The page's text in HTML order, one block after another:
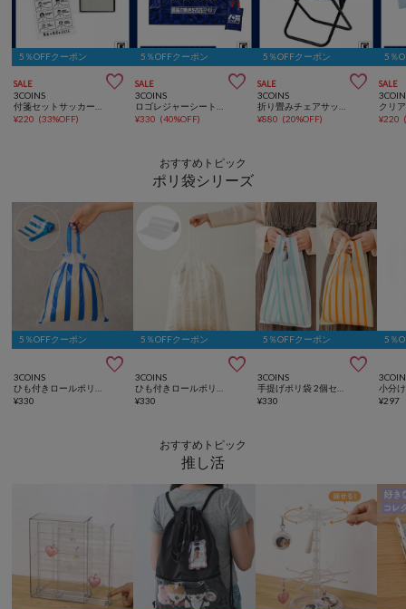
5％OFFクーポン
SALE 
3COINS
¥220 (33%OFF)
5％OFFクーポン
SALE 
3COINS
¥330 (40%OFF)
5％OFFクーポン
SALE 
3COINS
¥880 (20%OFF)
5％
SALE
¥220
おすすめトピック
ポリ袋シリーズ
5％OFFクーポン

3COINS
¥330
5％OFFクーポン

3COINS
¥330
5％OFFクーポン

3COINS
¥330
5％
¥297
おすすめトピック
推し活